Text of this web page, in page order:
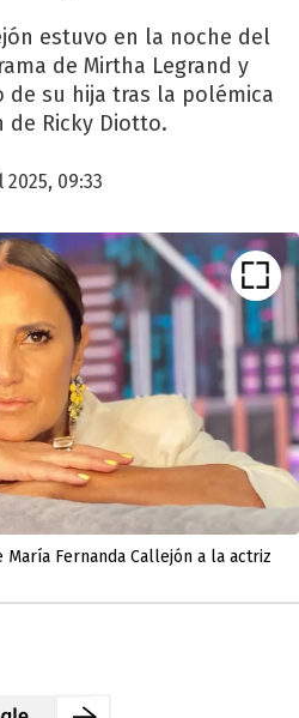
estuvo en la noche del
de Mirtha Legrand y
de su hija tras la polémica
de Ricky Diotto.
2025, 09:33
Fernanda Callejón a la actriz